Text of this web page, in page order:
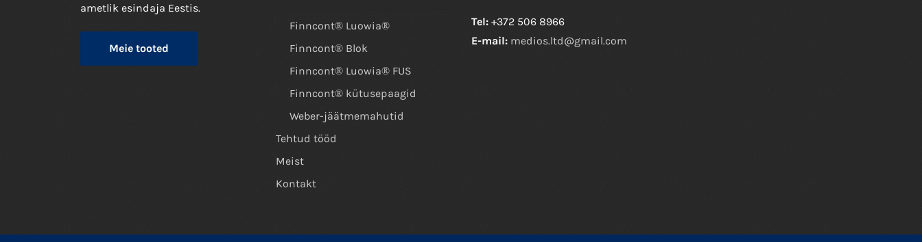
ametlik esindaja Eestis.
Meie tooted
Finncont® Luowia®
Finncont® Blok
Finncont® Luowia® FUS
Finncont® kütusepaagid
Weber-jäätmemahutid
Tehtud tööd
Meist
Kontakt
Tel: +372 506 8966
E-mail: medios.ltd@gmail.com